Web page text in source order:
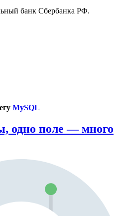
банк Сбербанка РФ.
MySQL
одно поле — много